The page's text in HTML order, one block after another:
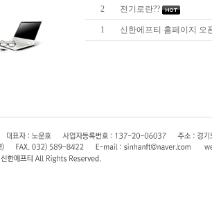
2 전기로란??
1 신한에프티 홈페이지 오